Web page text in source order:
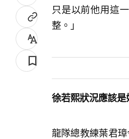
只是以前他用這
整。」
徐若熙狀況應該
龍隊總教練葉君